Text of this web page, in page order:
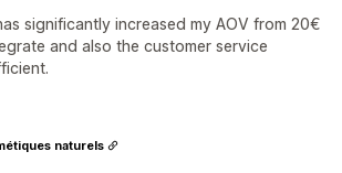
significantly increased my AOV from 20€
and also the customer service
naturels